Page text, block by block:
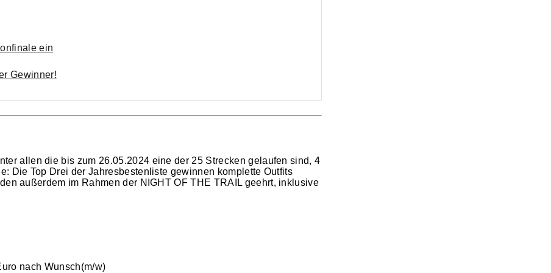
ein
Gewinner!
allen die bis zum 26.05.2024 eine der 25 Strecken gelaufen sind, 4
Die Top Drei der Jahresbestenliste gewinnen komplette Outfits
außerdem im Rahmen der NIGHT OF THE TRAIL geehrt, inklusive
nach Wunsch(m/w)